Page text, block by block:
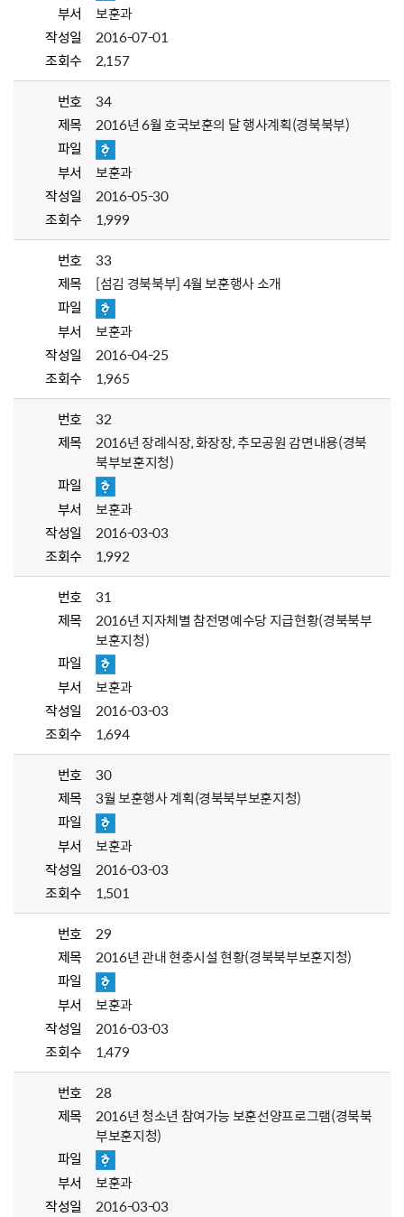
부서
보훈과
작성일
2016-07-01
조회수
2,157
번호
34
제목
2016년 6월 호국보훈의 달 행사계획(경북북부)
파일
부서
보훈과
작성일
2016-05-30
조회수
1,999
번호
33
제목
[섬김 경북북부] 4월 보훈행사 소개
파일
부서
보훈과
작성일
2016-04-25
조회수
1,965
번호
32
제목
2016년 장례식장, 화장장, 추모공원 감면내용(경북
북부보훈지청)
파일
부서
보훈과
작성일
2016-03-03
조회수
1,992
번호
31
제목
2016년 지자체별 참전명예수당 지급현황(경북북부
보훈지청)
파일
부서
보훈과
작성일
2016-03-03
조회수
1,694
번호
30
제목
3월 보훈행사 계획(경북북부보훈지청)
파일
부서
보훈과
작성일
2016-03-03
조회수
1,501
번호
29
제목
2016년 관내 현충시설 현황(경북북부보훈지청)
파일
부서
보훈과
작성일
2016-03-03
조회수
1,479
번호
28
제목
2016년 청소년 참여가능 보훈선양프로그램(경북북
부보훈지청)
파일
부서
보훈과
작성일
2016-03-03